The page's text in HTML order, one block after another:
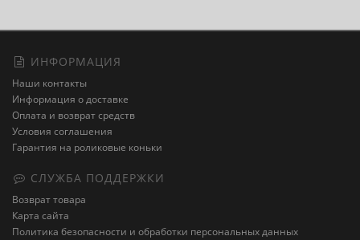
ИНФОРМАЦИЯ
Наши контакты
Информация о доставке
Оплата и возврат средств
Условия соглашения
Гарантия на роликовые коньки
СЛУЖБА ПОДДЕРЖКИ
Возврат товара
Карта сайта
Политика безопасности и обработки персональных данных